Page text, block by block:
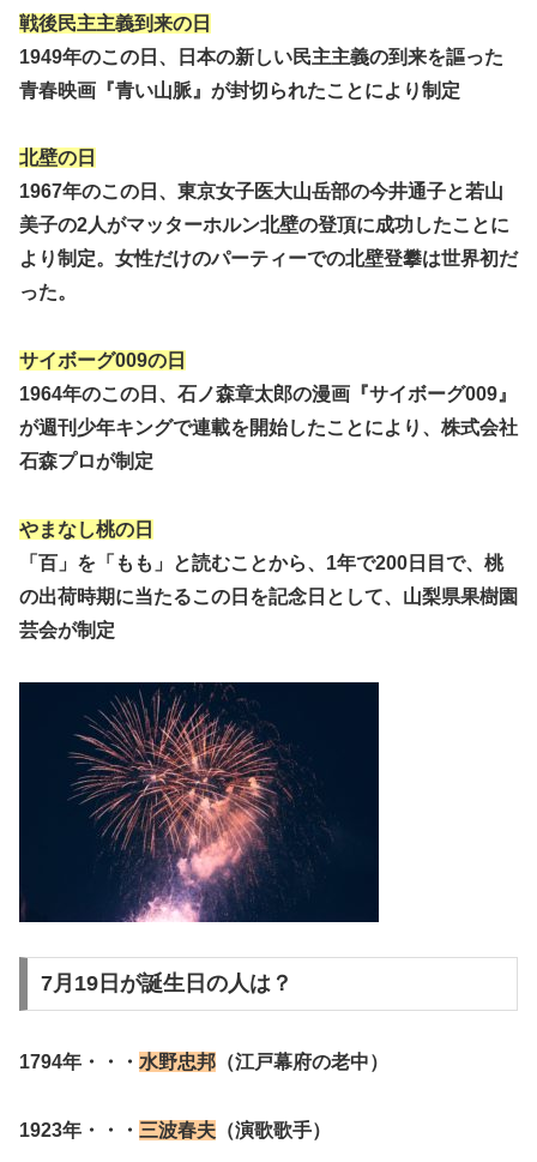
戦後民主主義到来の日
1949年のこの日、日本の新しい民主主義の到来を謳った
青春映画『青い山脈』が封切られたことにより制定
北壁の日
1967年のこの日、東京女子医大山岳部の今井通子と若山
美子の2人がマッターホルン北壁の登頂に成功したことに
より制定。女性だけのパーティーでの北壁登攀は世界初だ
った。
サイボーグ009の日
1964年のこの日、石ノ森章太郎の漫画『サイボーグ009』
が週刊少年キングで連載を開始したことにより、株式会社
石森プロが制定
やまなし桃の日
「百」を「もも」と読むことから、1年で200日目で、桃
の出荷時期に当たるこの日を記念日として、山梨県果樹園
芸会が制定
7月19日が誕生日の人は？
1794年・・・ 水野忠邦 （江戸幕府の老中）
1923年・・・ 三波春夫 （演歌歌手）